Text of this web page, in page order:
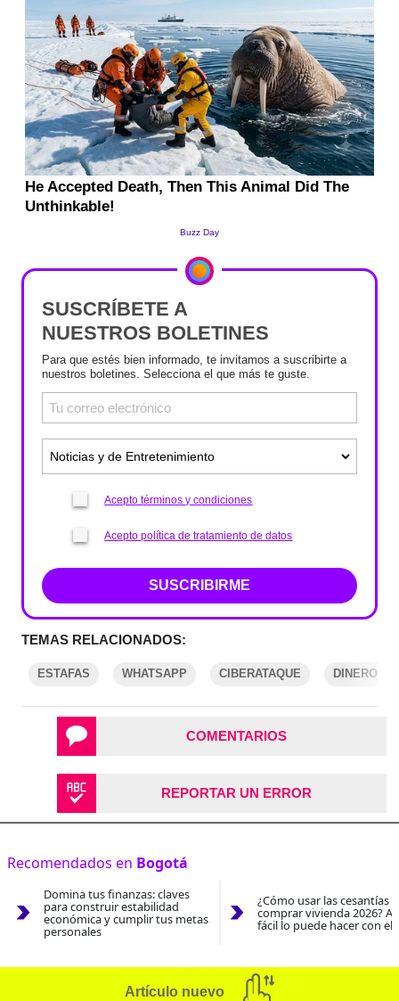
SUSCRÍBETE A
NUESTROS BOLETINES
Para que estés bien informado, te invitamos a suscribirte a
nuestros boletines. Selecciona el que más te guste.
Acepto términos y condiciones
Acepto política de tratamiento de datos
SUSCRIBIRME
TEMAS RELACIONADOS:
ESTAFAS WHATSAPP CIBERATAQUE DINERO
COMENTARIOS
REPORTAR UN ERROR
Recomendados en Bogotá
Domina tus finanzas: claves
para construir estabilidad
económica y cumplir tus metas
personales
¿Cómo usar las cesantías
comprar vivienda 2026?
fácil lo puede hacer con el
Artículo nuevo